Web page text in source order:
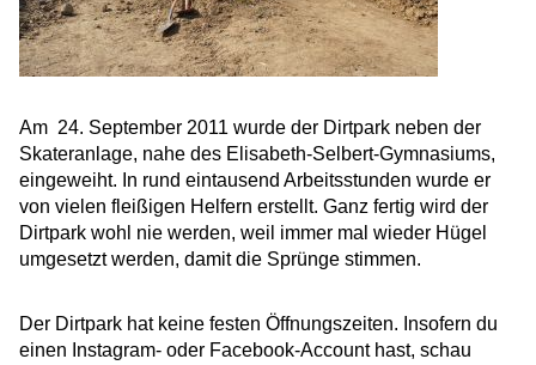
Am 24. September 2011 wurde der Dirtpark neben der
Skateranlage, nahe des Elisabeth-Selbert-Gymnasiums,
eingeweiht. In rund eintausend Arbeitsstunden wurde er
von vielen fleißigen Helfern erstellt. Ganz fertig wird der
Dirtpark wohl nie werden, weil immer mal wieder Hügel
umgesetzt werden, damit die Sprünge stimmen.
Der Dirtpark hat keine festen Öffnungszeiten. Insofern du
einen Instagram- oder Facebook-Account hast, schau